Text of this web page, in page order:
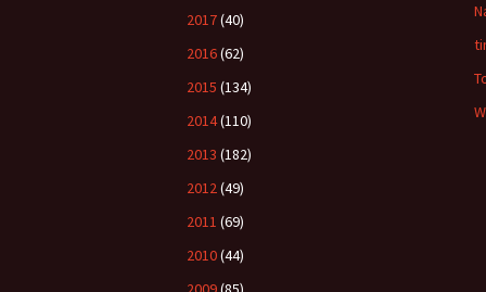
2017(40)
2016(62)
2015 (134)
2014(110)
2013 (182)
2012(49)
2011 (69)
2010(44)